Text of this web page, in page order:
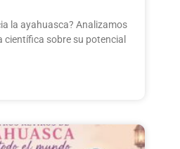
la ayahuasca? Analizamos
científica sobre su potencial